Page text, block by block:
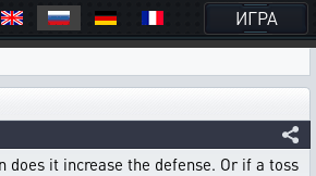
ИГРА
it increase the defense. Or if a toss